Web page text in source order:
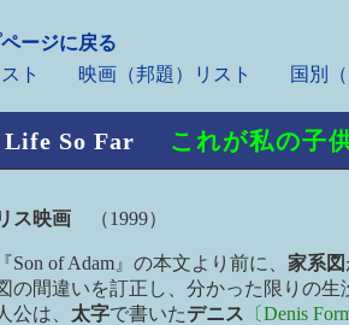
ページに戻る
ト
映画（邦題）リスト 国別（
So Far これが私の子
ス映画 （1999）
Son of Adam』の本文より前に、 家系図
の間違いを訂正し、分かった限りの生
公は、 太字で書いたデニス 〔Denis